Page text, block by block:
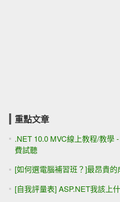
重點文章
.NET 10.0 MVC線上教程/教學
費試聽
[如何選電腦補習班？]最昂貴的
[自我評量表] ASP.NET我該上